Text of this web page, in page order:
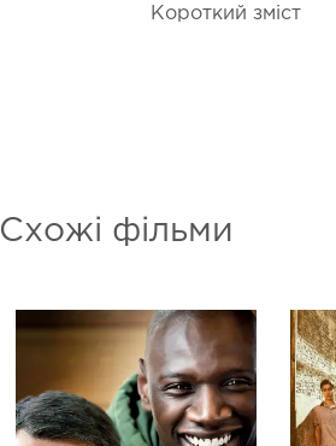
Короткий зміст
Схожі фільми